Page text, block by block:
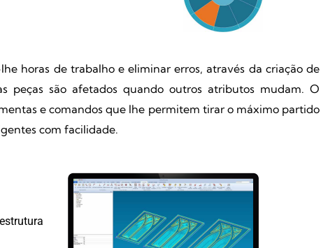
horas de trabalho e eliminar erros, através da criação de
peças são afetados quando outros atributos mudam. O
e comandos que lhe permitem tirar o máximo partido
com facilidade.